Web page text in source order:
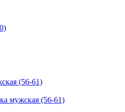
мужская (56-61)